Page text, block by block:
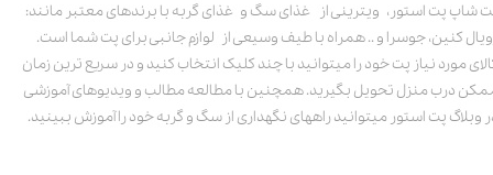
شاپ پت استور، ویترینی از غذای سگ و غذای گربه با برندهای معتبر مانند:
کنین، جوسرا و .. همراه با طیف وسیعی از لوازم جانبی برای پت شما است.
مورد نیاز پت خود را میتوانید با چند کلیک انتخاب کنید و در سریع ترین زمان
درب منزل تحویل بگیرید. همچنین با مطالعه مطالب و ویدیوهای آموزشی
وبلاگ پت استور میتوانید راههای نگهداری از سگ و گربه خود را آموزش ببینید.